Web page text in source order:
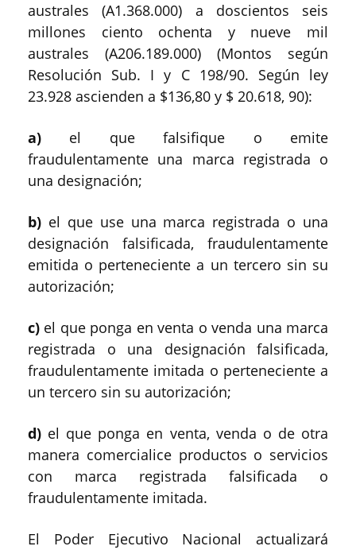
australes (A1.368.000) a doscientos seis
millones ciento ochenta y nueve mil
australes (A206.189.000) (Montos según
Resolución Sub. I y C 198/90. Según ley
23.928 ascienden a $136,80 y $ 20.618, 90):
a) el que falsifique o emite
fraudulentamente una marca registrada o
una designación;
b) el que use una marca registrada o una
designación falsificada, fraudulentamente
emitida o perteneciente a un tercero sin su
autorización;
c) el que ponga en venta o venda una marca
registrada o una designación falsificada,
fraudulentamente imitada o perteneciente a
un tercero sin su autorización;
d) el que ponga en venta, venda o de otra
manera comercialice productos o servicios
con marca registrada falsificada o
fraudulentamente imitada.
El Poder Ejecutivo Nacional actualizará